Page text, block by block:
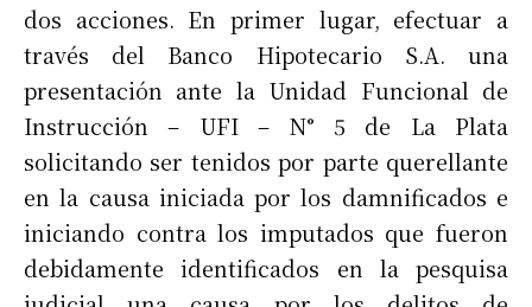
dos acciones. En primer lugar, efectuar a
través del Banco Hipotecario S.A. una
presentación ante la Unidad Funcional de
Instrucción – UFI – N° 5 de La Plata
solicitando ser tenidos por parte querellante
en la causa iniciada por los damnificados e
iniciando contra los imputados que fueron
debidamente identificados en la pesquisa